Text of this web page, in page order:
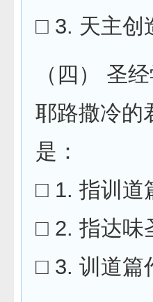
□ 3. 天主创
（四） 圣
耶路撒冷的
是：
□ 1. 指训道
□ 2. 指达味
□ 3. 训道篇